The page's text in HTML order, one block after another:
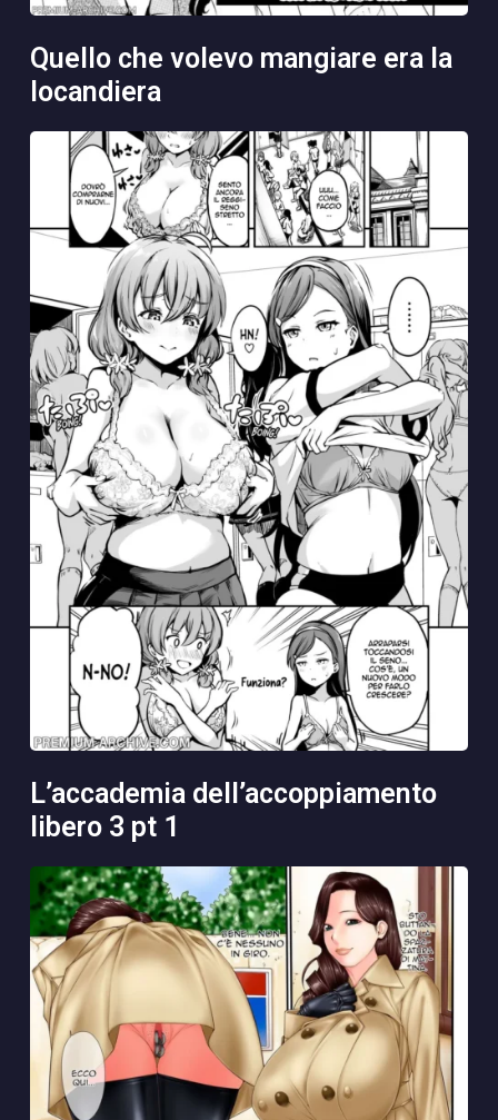
quello che volevo mangiare era la
locandiera
l’accademia dell’accoppiamento
libero 3 pt 1